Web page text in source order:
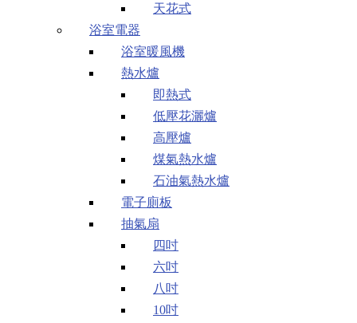
天花式
浴室電器
浴室暖風機
熱水爐
即熱式
低壓花灑爐
高壓爐
煤氣熱水爐
石油氣熱水爐
電子廁板
抽氣扇
四吋
六吋
八吋
10吋